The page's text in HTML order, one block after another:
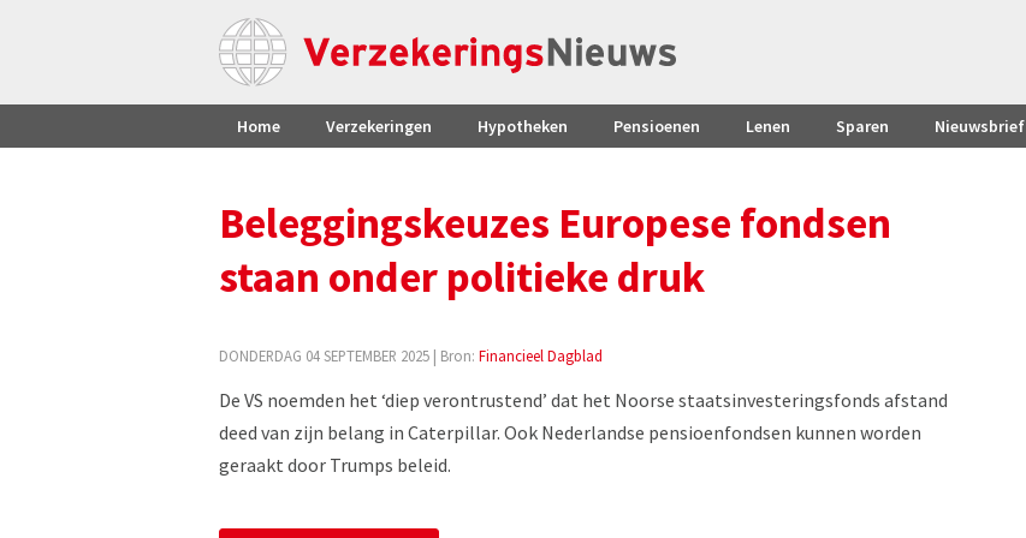
Home Verzekeringen Hypotheken Pensioenen Lenen Sparen Nieuwsbrief
Beleggingskeuzes Europese fondsen
staan onder politieke druk
DONDERDAG 04 SEPTEMBER 2025 | Bron: Financieel Dagblad
De VS noemden het ‘diep verontrustend’ dat het Noorse staatsinvesteringsfonds afstand
deed van zijn belang in Caterpillar. Ook Nederlandse pensioenfondsen kunnen worden
geraakt door Trumps beleid.